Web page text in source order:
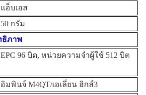
แอ็บเอส
50 กรัม
ธิภาพ
EPC 96 บิต, หน่วยความจำผู้ใช้ 512 บิต
อิมพินจ์ M4QT/เอเลี่ยน ฮิกส์3